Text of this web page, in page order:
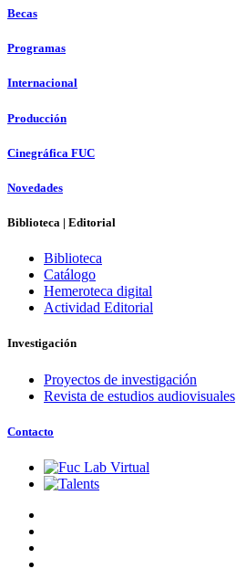
Becas
Programas
Internacional
Producción
Cinegráfica FUC
Novedades
Biblioteca | Editorial
Biblioteca
Catálogo
Hemeroteca digital
Actividad Editorial
Investigación
Proyectos de investigación
Revista de estudios audiovisuales
Contacto